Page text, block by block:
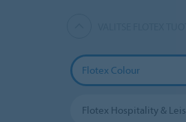
Flotex Colour
Flotex Hospitality &